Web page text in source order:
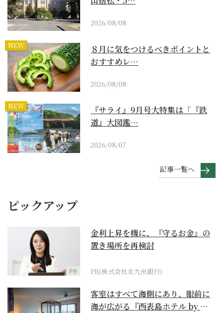
2026/08/08
NEW
８月に気をつけるべきポイントと
おすすめレ…
2026/08/08
NEW
『サライ』9月号大特集は「『鉄
道』大図鑑…
2026/08/07
記事一覧へ
ピックアップ
PR
金利上昇を機に、『守るお金』の
置き場所を再検討
PR(株式会社北九州銀行)
客室はすべて海側にあり、眼前に
海が広がる『西表島ホテル by 星